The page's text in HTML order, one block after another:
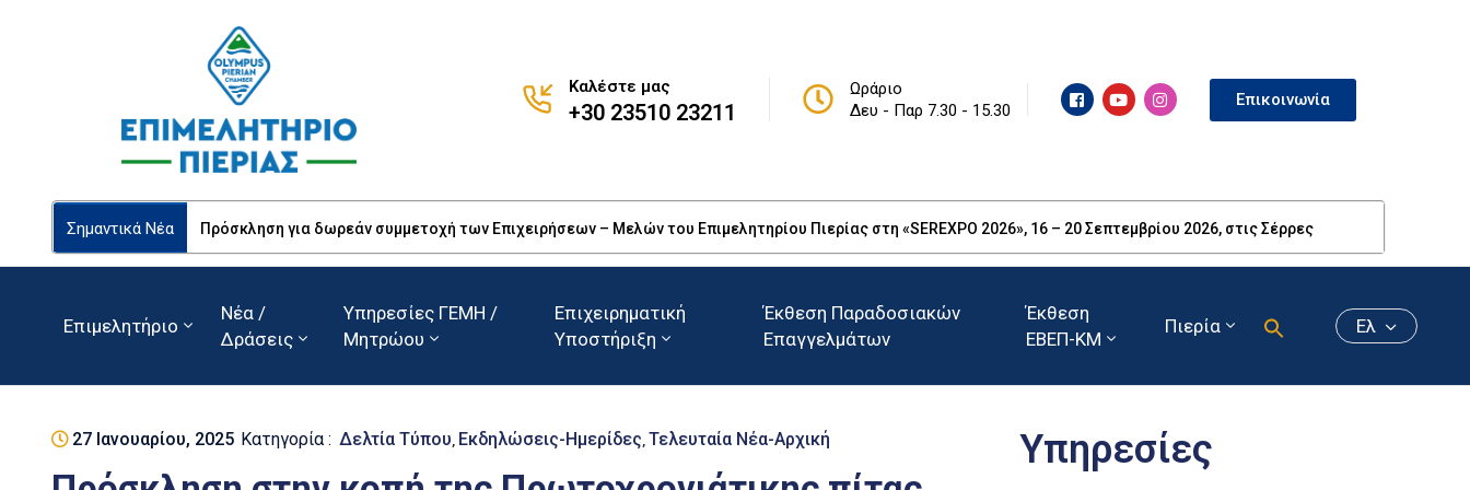
Καλέστε μας
+30 23510 23211
Ωράριο
Δευ - Παρ 7.30 - 15.30
Επικοινωνία
Σημαντικά Νέα Πρόσκληση για δωρεάν συμμετοχή των Επιχειρήσεων – Μελών του Επιμελητηρίου Πιερίας στη «SEREXPO 2026», 16 – 20 Σεπτεμβρίου 2026, στις Σέρρες
Επιμελητήριο
Νέα /
Δράσεις
Υπηρεσίες ΓΕΜΗ /
Μητρώου
Επιχειρηματική
Υποστήριξη
Έκθεση Παραδοσιακών
Επαγγελμάτων
Έκθεση
ΕΒΕΠ-ΚΜ
Πιερία Ελ
27 Ιανουαρίου, 2025 Κατηγορία : Δελτία Τύπου‚ Εκδηλώσεις-Ημερίδες‚ Τελευταία Νέα-Αρχική Υπηρεσίες